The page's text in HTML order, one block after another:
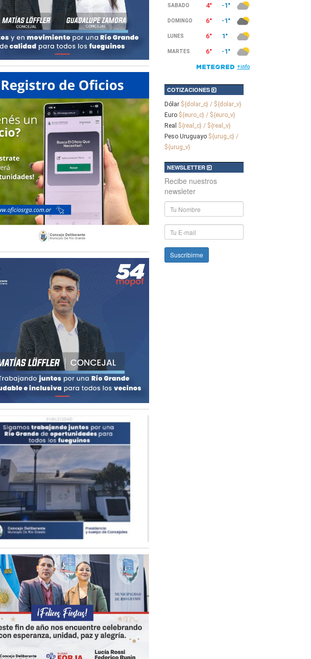
COTIZACIONES
Dólar ${dolar_c} / ${dolar_v}
Euro ${euro_c} / ${euro_v}
Real ${real_c} / ${real_v}
Peso Uruguayo ${urug_c} /
${urug_v}
NEWSLETTER
Recibe nuestros
newsleter
Nombre
y
Apellido
E-
mail